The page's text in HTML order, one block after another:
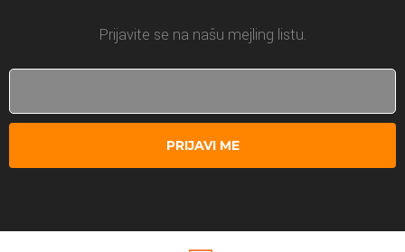
Prijavite se na našu mejling listu.
PRIJAVI ME